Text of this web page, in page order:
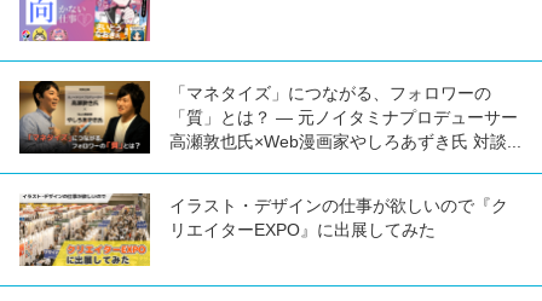
「マネタイズ」につながる、フォロワーの
「質」とは？ ― 元ノイタミナプロデューサー
高瀬敦也氏×Web漫画家やしろあずき氏 対談...
イラスト・デザインの仕事が欲しいので『ク
リエイターEXPO』に出展してみた